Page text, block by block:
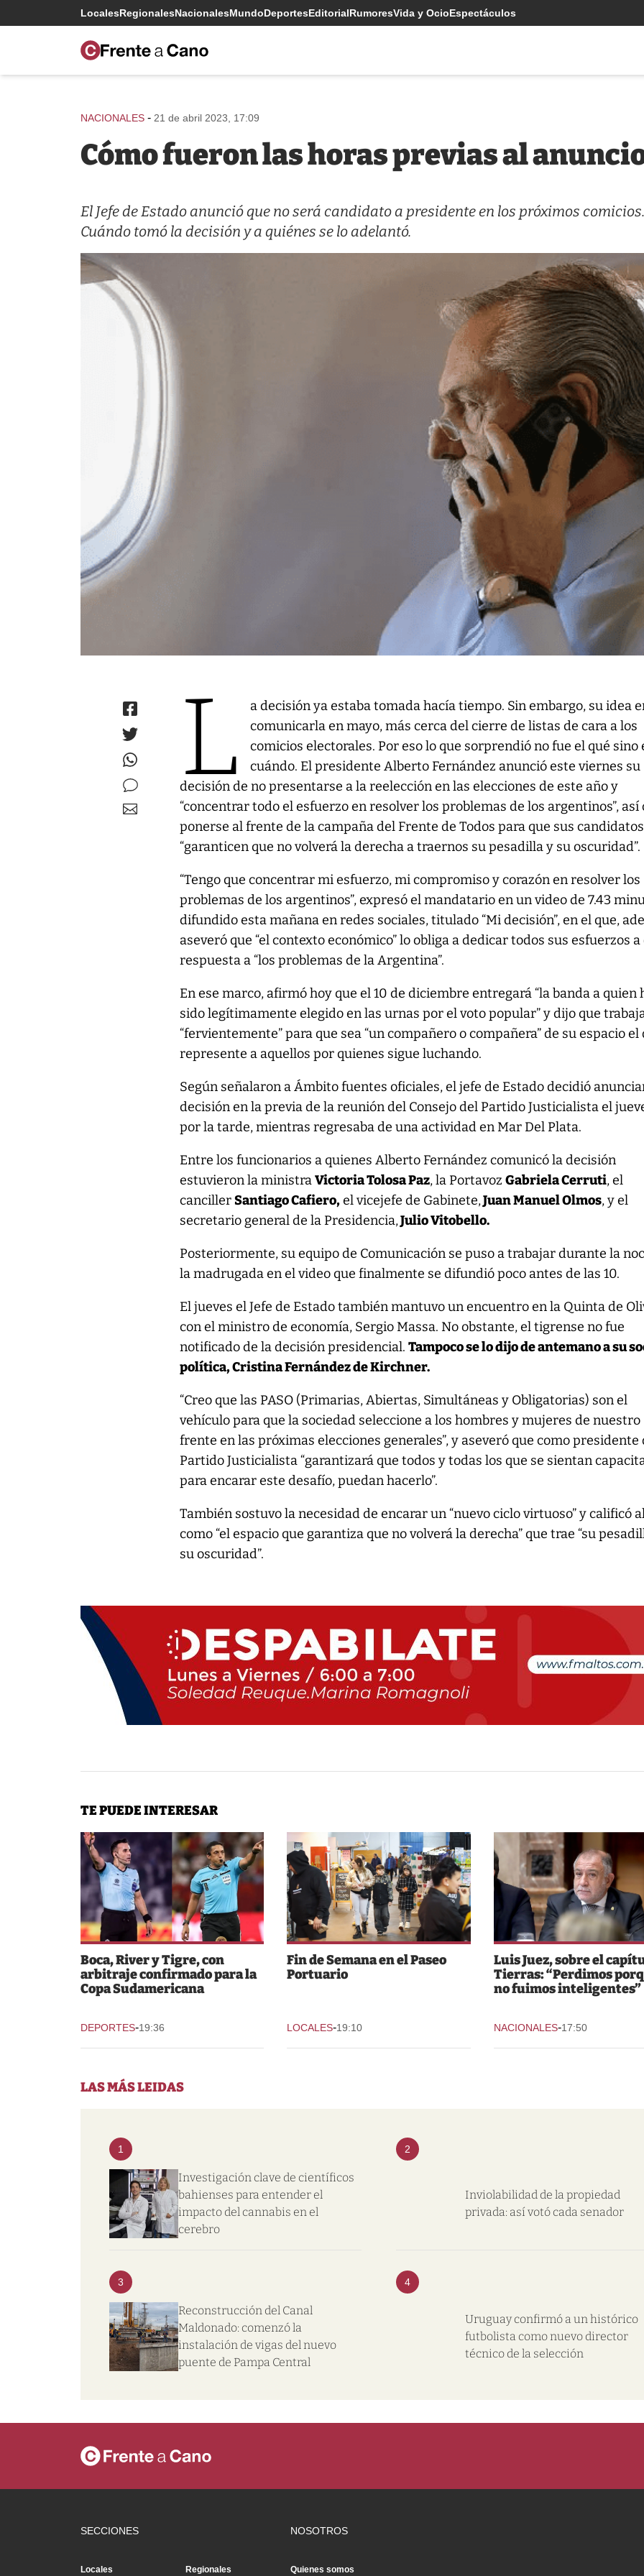
LocalesRegionalesNacionalesMundoDeportesEditorialRumoresVida y OcioEspectáculos
NACIONALES - 21 de abril 2023, 17:09
Cómo fueron las horas previas al
El Jefe de Estado anunció que no será candidato a presidente en los próximos comicios.
Cuándo tomó la decisión y a quiénes se lo adelantó.
L
a decisión ya estaba tomada hacía tiempo. Sin embargo, su idea
comunicarla en mayo, más cerca del cierre de listas de cara a los
comicios electorales. Por eso lo que sorprendió no fue el qué sino
cuándo. El presidente Alberto Fernández anunció este viernes su
decisión de no presentarse a la reelección en las elecciones de este año y
“concentrar todo el esfuerzo en resolver los problemas de los argentinos”, así
ponerse al frente de la campaña del Frente de Todos para que sus candidatos
“garanticen que no volverá la derecha a traernos su pesadilla y su oscuridad”.
“Tengo que concentrar mi esfuerzo, mi compromiso y corazón en resolver los
problemas de los argentinos”, expresó el mandatario en un video de 7.43
difundido esta mañana en redes sociales, titulado “Mi decisión”, en el que,
aseveró que “el contexto económico” lo obliga a dedicar todos sus esfuerzos
respuesta a “los problemas de la Argentina”.
En ese marco, afirmó hoy que el 10 de diciembre entregará “la banda a quien
sido legítimamente elegido en las urnas por el voto popular” y dijo que
“fervientemente” para que sea “un compañero o compañera” de su espacio el
represente a aquellos por quienes sigue luchando.
Según señalaron a Ámbito fuentes oficiales, el jefe de Estado decidió
decisión en la previa de la reunión del Consejo del Partido Justicialista el
por la tarde, mientras regresaba de una actividad en Mar Del Plata.
Entre los funcionarios a quienes Alberto Fernández comunicó la decisión
estuvieron la ministraVictoria Tolosa Paz, la PortavozGabriela Cerruti, el
cancillerSantiago Cafiero,el vicejefe de Gabinete,Juan Manuel Olmos, y el
secretario general de la Presidencia,Julio Vitobello.
Posteriormente, su equipo de Comunicación se puso a trabajar durante la
la madrugada en el video que finalmente se difundió poco antes de las 10.
El jueves el Jefe de Estado también mantuvo un encuentro en la Quinta de
con el ministro de economía, Sergio Massa. No obstante, el tigrense no fue
notificado de la decisión presidencial.Tampoco se lo dijo de antemano a su
política, Cristina Fernández de Kirchner.
“Creo que las PASO (Primarias, Abiertas, Simultáneas y Obligatorias) son el
vehículo para que la sociedad seleccione a los hombres y mujeres de nuestro
frente en las próximas elecciones generales”, y aseveró que como presidente
Partido Justicialista “garantizará que todos y todas los que se sientan
para encarar este desafío, puedan hacerlo”.
También sostuvo la necesidad de encarar un “nuevo ciclo virtuoso” y calificó
como “el espacio que garantiza que no volverá la derecha” que trae “su
su oscuridad”.
TE PUEDE INTERESAR
Boca, River y Tigre, con
arbitraje confirmado para la
Copa Sudamericana
DEPORTES-19:36
Fin de Semana en el Paseo
Portuario
LOCALES-19:10
Luis Juez, sobre el
Tierras: “Perdimos
no fuimos inteligentes”
NACIONALES-17:50
LAS MÁS LEIDAS
1
Investigación clave de científicos
bahienses para entender el
impacto del cannabis en el
cerebro
2
Inviolabilidad de la propiedad
privada: así votó cada senador
3
Reconstrucción del Canal
Maldonado: comenzó la
instalación de vigas del nuevo
puente de Pampa Central
4
Uruguay confirmó a un histórico
futbolista como nuevo director
técnico de la selección
SECCIONES
Locales Regionales
NOSOTROS
Quienes somos